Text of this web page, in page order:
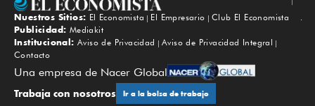
Subir
Nuestros Sitios: El Economista El Empresario
Club El Economista
Publicidad: Mediakit
Institucional: Aviso de Privacidad
Aviso de Privacidad Integral
Contacto
Una empresa de Nacer Global
Trabaja con nosotros Ir a la bolsa de trabajo